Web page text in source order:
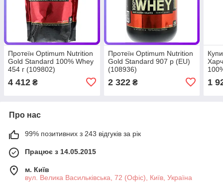
Протеїн Optimum Nutrition
Gold Standard 100% Whey
454 г (109802)
4 412 ₴
Протеїн Optimum Nutrition
Gold Standard 907 р (EU)
(108936)
2 322₴ 1
Про нас
99% позитивних з 243 відгуків за рік
Працює з 14.05.2015
м. Київ
вул. Велика Васильківська, 72 (Офіс), Київ, Україна